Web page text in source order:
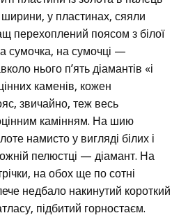
у пластинах, сяяли
перехоплений поясом з білої
сумочка, на сумочці —
нього п’ять діамантів «і
каменів, кожен
звичайно, теж весь
камінням. На шию
намисто у вигляді білих і
пелюстці — діамант. На
на обох ще по сотні
недбало накинутий короткий
підбитий горностаєм.